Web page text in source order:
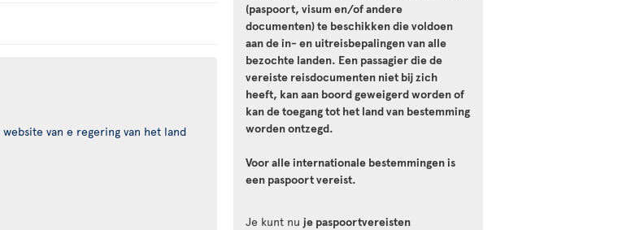
van e regering van het land
(paspoort, visum en/of andere
documenten) te beschikken die voldoen
aan de in- en uitreisbepalingen van alle
bezochte landen. Een passagier die de
vereiste reisdocumenten niet bij zich
heeft, kan aan boord geweigerd worden of
kan de toegang tot het land van bestemming
worden ontzegd.
Voor alle internationale bestemmingen is
een paspoort vereist.
Je kunt nuje paspoortvereisten